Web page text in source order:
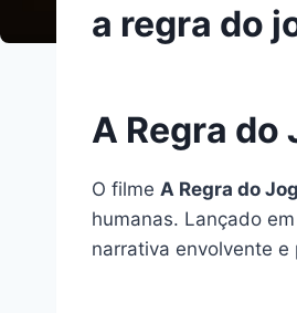
a regra do
A Regra do
O filme A Regra do
humanas. Lançado
narrativa envolvente e